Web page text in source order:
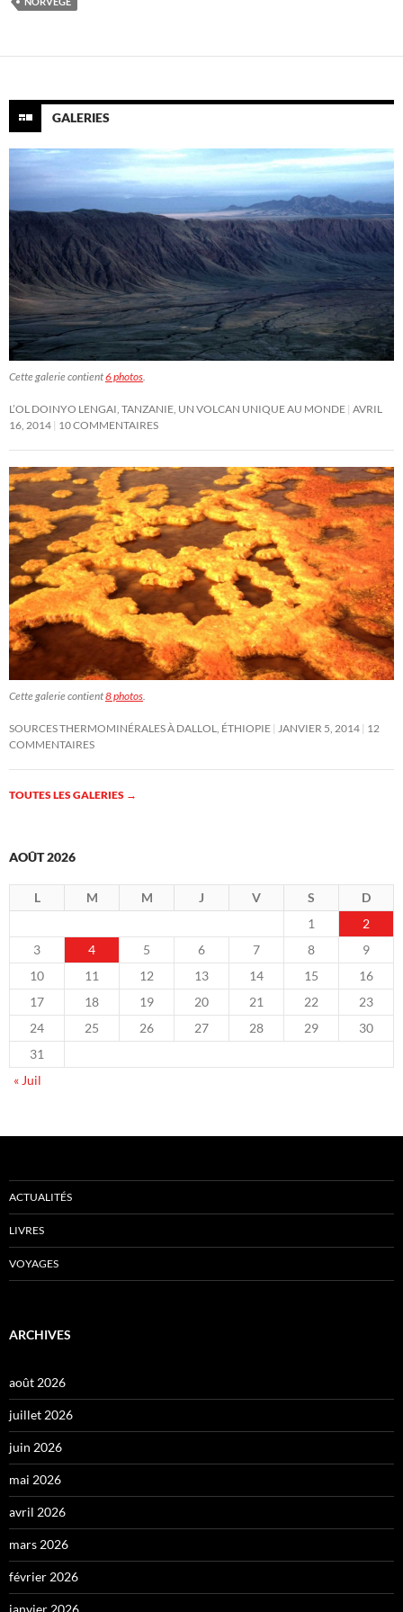
GALERIES
Cette galerie contient6 photos.
L’OL DOINYO LENGAI, TANZANIE, UN VOLCAN UNIQUE AU MONDE AVRIL
16, 2014 10 COMMENTAIRES
Cette galerie contient8 photos.
SOURCES THERMOMINÉRALES À DALLOL, ÉTHIOPIE JANVIER 5, 2014 12
COMMENTAIRES
TOUTES LES GALERIES →
AOÛT 2026
L M M J V S
D
1
2
3
4 5 6 7 8
9
10
11 12 13 14 15
16
17
18 19 20 21 22
23
24
25 26 27 28 29
30
31
« Juil
ACTUALITÉS
LIVRES
VOYAGES
ARCHIVES
août 2026
juillet 2026
juin 2026
mai 2026
avril 2026
mars 2026
février 2026